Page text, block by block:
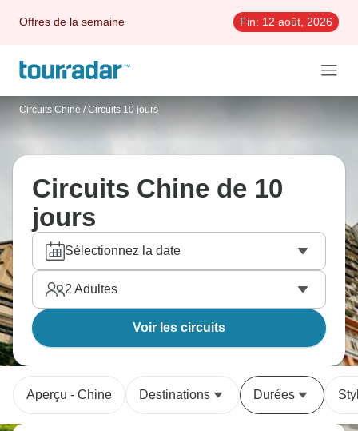
Offres de la semaine Fin: 12 août, 2026
Circuits Chine / Circuits 10 jours
Circuits Chine de 10
jours
Sélectionnez la date
2 Adultes
Voir les circuits
Aperçu - Chine Destinations Durées